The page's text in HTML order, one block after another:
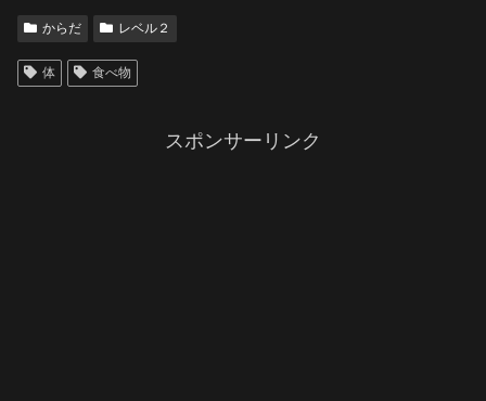
からだ レベル２
体 食べ物
スポンサーリンク